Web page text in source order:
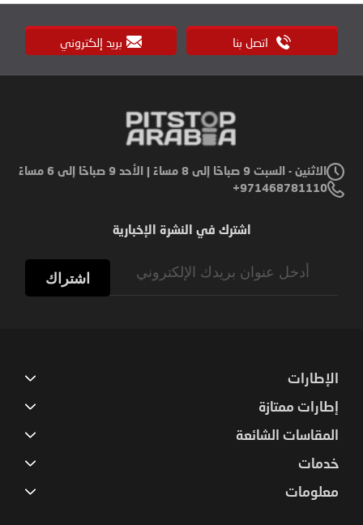
اتصل بنا بريد إلكتروني
الاثنين - السبت 9 صباحًا إلى 8 مساءً | الأحد 9 صباحًا إلى 6 مساءً
971468781110+
اشترك في النشرة الإخبارية
اشتراك
الإطارات
إطارات ممتازة
المقاسات الشائعة
خدمات
معلومات